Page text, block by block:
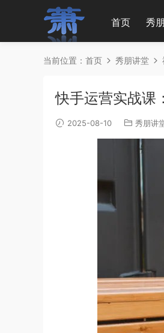
首页 秀
当前位置： 首页 秀朋讲堂
快手运营实战课
2025-08-10 秀朋讲